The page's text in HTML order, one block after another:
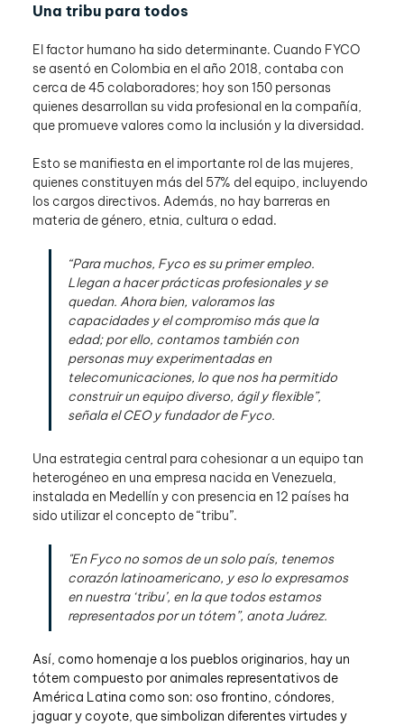
Una tribu para todos
El factor humano ha sido determinante. Cuando FYCO
se asentó en Colombia en el año 2018, contaba con
cerca de 45 colaboradores; hoy son 150 personas
quienes desarrollan su vida profesional en la compañía,
que promueve valores como la inclusión y la diversidad.
Esto se manifiesta en el importante rol de las mujeres,
quienes constituyen más del 57% del equipo, incluyendo
los cargos directivos. Además, no hay barreras en
materia de género, etnia, cultura o edad.
“Para muchos, Fyco es su primer empleo.
Llegan a hacer prácticas profesionales y se
quedan. Ahora bien, valoramos las
capacidades y el compromiso más que la
edad; por ello, contamos también con
personas muy experimentadas en
telecomunicaciones, lo que nos ha permitido
construir un equipo diverso, ágil y flexible”,
señala el CEO y fundador de Fyco.
Una estrategia central para cohesionar a un equipo tan
heterogéneo en una empresa nacida en Venezuela,
instalada en Medellín y con presencia en 12 países ha
sido utilizar el concepto de “tribu”.
"En Fyco no somos de un solo país, tenemos
corazón latinoamericano, y eso lo expresamos
en nuestra ‘tribu’, en la que todos estamos
representados por un tótem”, anota Juárez.
Así, como homenaje a los pueblos originarios, hay un
tótem compuesto por animales representativos de
América Latina como son: oso frontino, cóndores,
jaguar y coyote, que simbolizan diferentes virtudes y